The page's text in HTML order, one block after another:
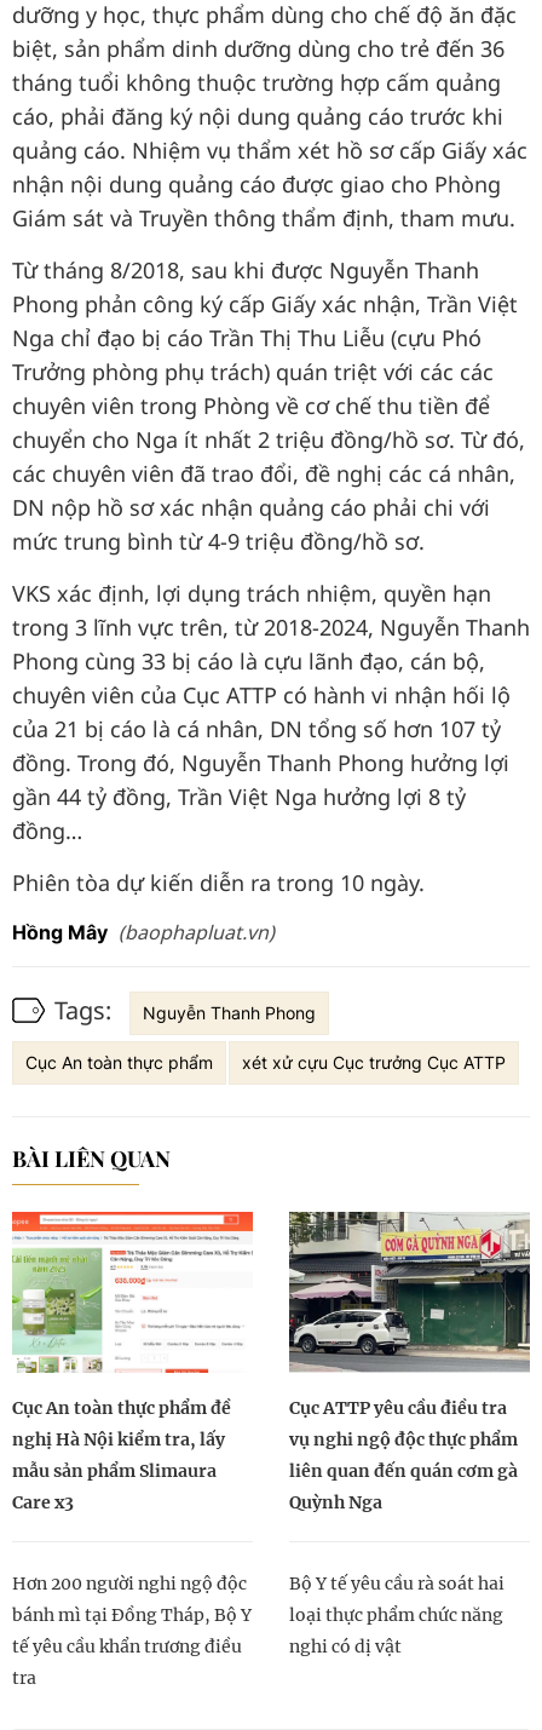
dưỡng y học, thực phẩm dùng cho chế độ ăn đặc
biệt, sản phẩm dinh dưỡng dùng cho trẻ đến 36
tháng tuổi không thuộc trường hợp cấm quảng
cáo, phải đăng ký nội dung quảng cáo trước khi
quảng cáo. Nhiệm vụ thẩm xét hồ sơ cấp Giấy xác
nhận nội dung quảng cáo được giao cho Phòng
Giám sát và Truyền thông thẩm định, tham mưu.
Từ tháng 8/2018, sau khi được Nguyễn Thanh
Phong phản công ký cấp Giấy xác nhận, Trần Việt
Nga chỉ đạo bị cáo Trần Thị Thu Liễu (cựu Phó
Trưởng phòng phụ trách) quán triệt với các các
chuyên viên trong Phòng về cơ chế thu tiền để
chuyển cho Nga ít nhất 2 triệu đồng/hồ sơ. Từ đó,
các chuyên viên đã trao đổi, đề nghị các cá nhân,
DN nộp hồ sơ xác nhận quảng cáo phải chi với
mức trung bình từ 4-9 triệu đồng/hồ sơ.
VKS xác định, lợi dụng trách nhiệm, quyền hạn
trong 3 lĩnh vực trên, từ 2018-2024, Nguyễn Thanh
Phong cùng 33 bị cáo là cựu lãnh đạo, cán bộ,
chuyên viên của Cục ATTP có hành vi nhận hối lộ
của 21 bị cáo là cá nhân, DN tổng số hơn 107 tỷ
đồng. Trong đó, Nguyễn Thanh Phong hưởng lợi
gần 44 tỷ đồng, Trần Việt Nga hưởng lợi 8 tỷ
đồng…
Phiên tòa dự kiến diễn ra trong 10 ngày.
Hồng Mây (baophapluat.vn)
Tags: Nguyễn Thanh Phong
Cục An toàn thực phẩm xét xử cựu Cục trưởng Cục ATTP
BÀI LIÊN QUAN
Cục An toàn thực phẩm đề
nghị Hà Nội kiểm tra, lấy
mẫu sản phẩm Slimaura
Care x3
Cục ATTP yêu cầu điều tra
vụ nghi ngộ độc thực phẩm
liên quan đến quán cơm gà
Quỳnh Nga
Hơn 200 người nghi ngộ độc
bánh mì tại Đồng Tháp, Bộ Y
tế yêu cầu khẩn trương điều
tra
Bộ Y tế yêu cầu rà soát hai
loại thực phẩm chức năng
nghi có dị vật